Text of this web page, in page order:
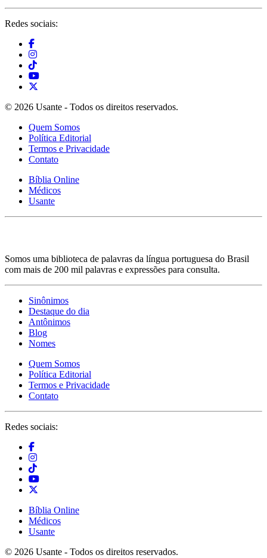
Redes sociais:
© 2026 Usante - Todos os direitos reservados.
Quem Somos
Política Editorial
Termos e Privacidade
Contato
Bíblia Online
Médicos
Usante
Somos uma biblioteca de palavras da língua portuguesa do Brasil
com mais de 200 mil palavras e expressões para consulta.
Sinônimos
Destaque do dia
Antônimos
Blog
Nomes
Quem Somos
Política Editorial
Termos e Privacidade
Contato
Redes sociais:
Bíblia Online
Médicos
Usante
© 2026 Usante - Todos os direitos reservados.